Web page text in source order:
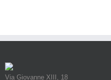
Via Giovanne XIII, 18